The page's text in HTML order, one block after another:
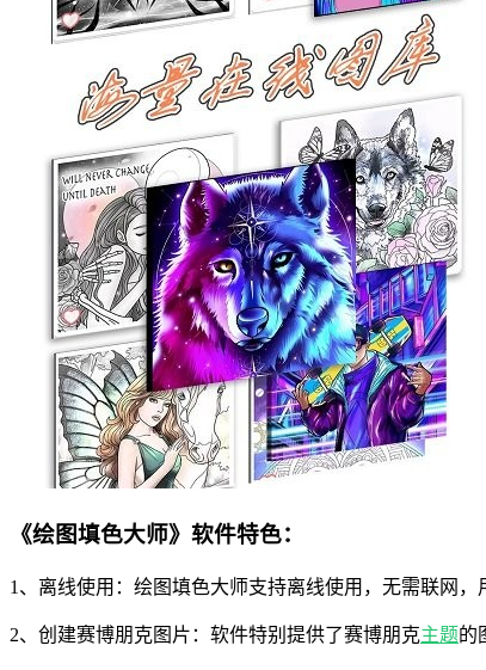
《绘图填色大师》软件特色：
1、离线使用：绘图填色大师支持离线使用，无需联网，
2、创建赛博朋克图片：软件特别提供了赛博朋克主题的